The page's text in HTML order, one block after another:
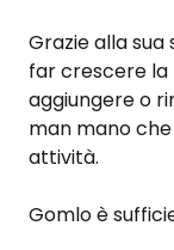
Grazie alla
far crescere
aggiungere o
man mano
attività.
Gomlo è